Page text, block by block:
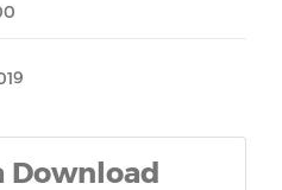
Download